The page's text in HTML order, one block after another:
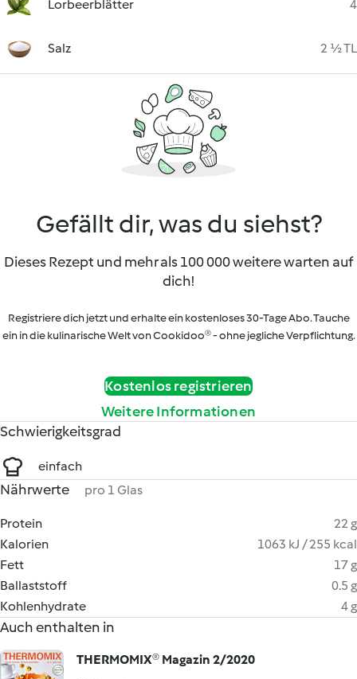
Lorbeerblätter 4
Salz 2 ½ TL
Gefällt dir, was du siehst?
Dieses Rezept und mehr als 100 000 weitere warten auf
dich!
Registriere dich jetzt und erhalte ein kostenloses 30-Tage Abo. Tauche
ein in die kulinarische Welt von Cookidoo® - ohne jegliche Verpflichtung.
Kostenlos registrieren
Weitere Informationen
Schwierigkeitsgrad
einfach
Nährwerte pro 1 Glas
Protein
22 g
Kalorien
1063 kJ / 255 kcal
Fett
17 g
Ballaststoff
0.5 g
Kohlenhydrate
4 g
Auch enthalten in
THERMOMIX® Magazin 2/2020